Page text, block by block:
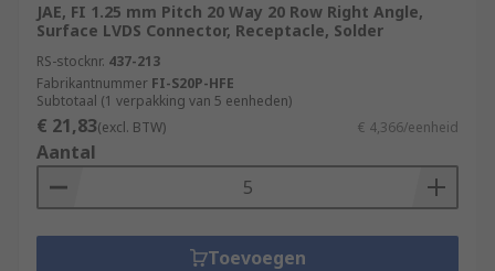
JAE, FI 1.25 mm Pitch 20 Way 20 Row Right Angle,
Surface LVDS Connector, Receptacle, Solder
RS-stocknr. 437-213
Fabrikantnummer FI-S20P-HFE
Subtotaal (1 verpakking van 5 eenheden)
€ 21,83(excl. BTW) € 4,366/eenheid
Aantal
Toevoegen